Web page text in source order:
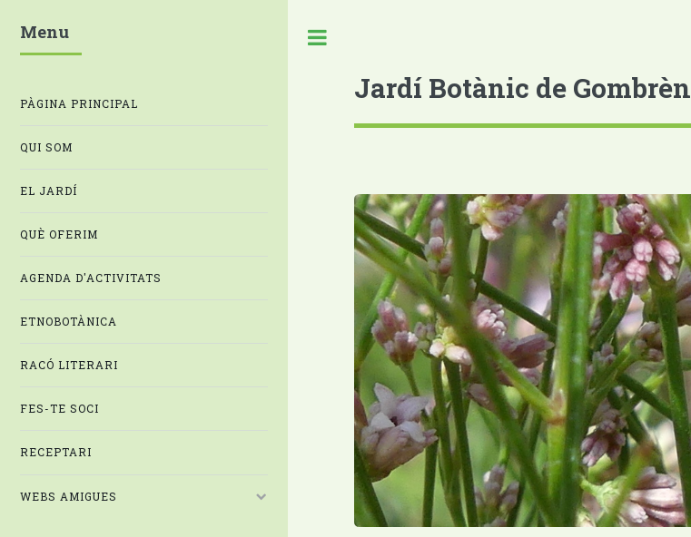
Jardí Botànic de Gombrèn
Menu
PÀGINA PRINCIPAL
QUI SOM
EL JARDÍ
QUÈ OFERIM
AGENDA D'ACTIVITATS
ETNOBOTÀNICA
RACÓ LITERARI
FES-TE SOCI
RECEPTARI
WEBS AMIGUES